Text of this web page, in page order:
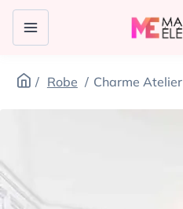
Robe Charme Atelier